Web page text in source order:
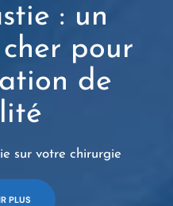
: un
pour
de
sur votre chirurgie
PLUS